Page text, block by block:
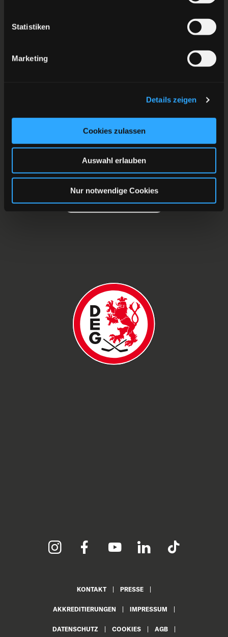
Statistiken
Marketing
Details zeigen
Cookies zulassen
Auswahl erlauben
Nur notwendige Cookies
KONTAKT PRESSE
AKKREDITIERUNGEN IMPRESSUM
DATENSCHUTZ COOKIES AGB